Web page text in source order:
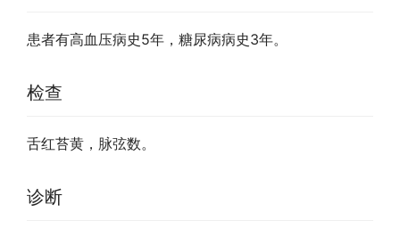
患者有高血压病史5年，糖尿病病史3年。
检查
舌红苔黄，脉弦数。
诊断